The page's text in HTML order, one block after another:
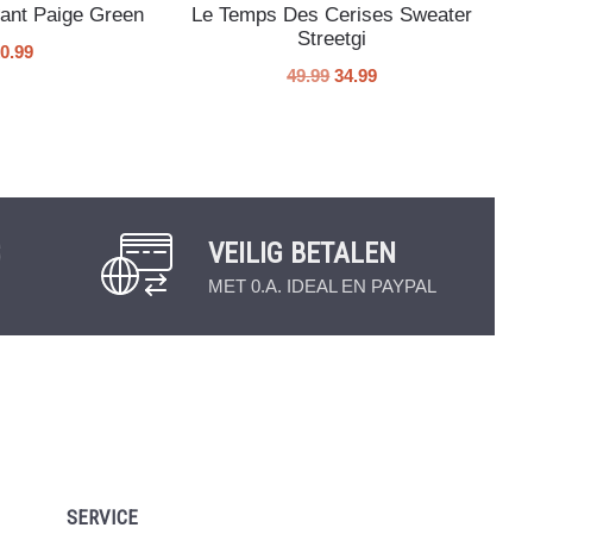
Paige Green
Le Temps Des Cerises Sweater
Streetgi
49.99 34.99
VEILIG BETALEN
MET 0.A. IDEAL EN PAYPAL
SERVICE